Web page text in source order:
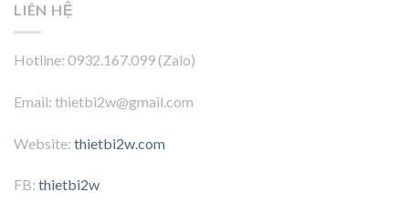
LIÊN HỆ
Hotline: 0932.167.099 (Zalo)
Email: thietbi2w@gmail.com
Website: thietbi2w.com
FB: thietbi2w